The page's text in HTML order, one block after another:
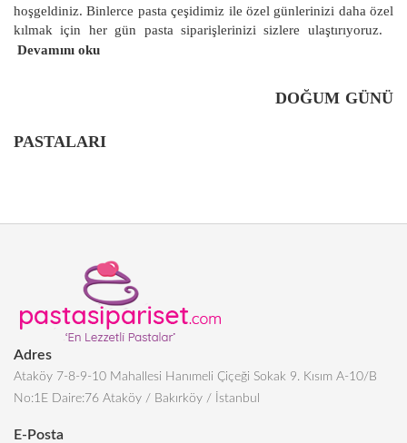
hoşgeldiniz. Binlerce pasta çeşidimiz ile özel günlerinizi daha özel
kılmak için her gün pasta siparişlerinizi sizlere ulaştırıyoruz.
Devamını oku
DOĞUM GÜNÜ
PASTALARI
Adres
Ataköy 7-8-9-10 Mahallesi Hanımeli Çiçeği Sokak 9. Kısım A-10/B
No:1E Daire:76 Ataköy / Bakırköy / İstanbul
E-Posta